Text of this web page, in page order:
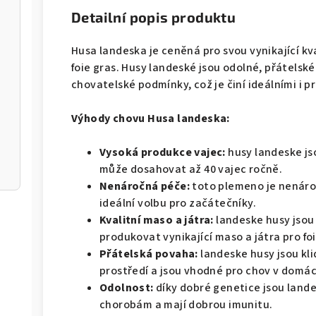
Detailní popis produktu
Husa landeska je ceněná pro svou vynikající
foie gras. Husy landeské jsou odolné,
chovatelské podmínky, což je činí ideálními i
Výhody chovu Husa landeska:
Vysoká produkce vajec: husy landeske
může dosahovat až 40 vajec ročně.
Nenáročná péče:toto plemeno je
ideální volbu pro začátečníky.
Kvalitní maso a játra: landeske husy
produkovat vynikající maso a játra pro
Přátelská povaha: landeske husy jsou
prostředí a jsou vhodné pro chov v
Odolnost: díky dobré genetice jsou
chorobám a mají dobrou imunitu.